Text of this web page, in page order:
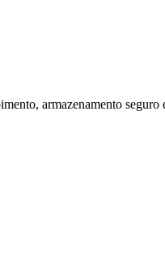
armazenamento seguro